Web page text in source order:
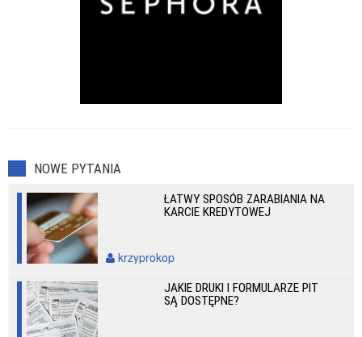
NOWE PYTANIA
ŁATWY SPOSÓB ZARABIANIA NA
KARCIE KREDYTOWEJ
krzyprokop
JAKIE DRUKI I FORMULARZE PIT
SĄ DOSTĘPNE?